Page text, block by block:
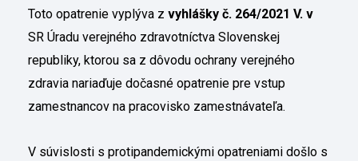
Toto opatrenie vyplýva z vyhlášky č. 264/2021 V. v
SR Úradu verejného zdravotníctva Slovenskej
republiky, ktorou sa z dôvodu ochrany verejného
zdravia nariaďuje dočasné opatrenie pre vstup
zamestnancov na pracovisko zamestnávateľa.
V súvislosti s protipandemickými opatreniami došlo s